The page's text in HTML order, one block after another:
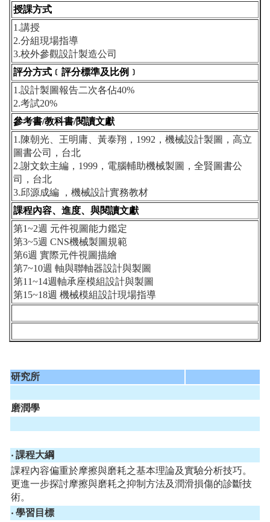
授課方式
1.講授
2.分組現場指導
3.校外參觀設計製造公司
評分方式﹝評分標準及比例﹞
1.設計製圖報告二次各佔40%
2.考試20%
參考書/教科書/閱讀文獻
1.陳朝光、王明庸、黃泰翔，1992，機械設計製圖，高立
圖書公司，台北
2.謝文欽主編，1999，電腦輔助機械製圖，全賢圖書公
司，台北
3.邱源成編 ，機械設計實務教材
課程內容、進度、與閱讀文獻
第1~2週 元件視圖能力鑑定
第3~5週 CNS機械製圖規範
第6週 實際元件視圖描繪
第7~10週 軸與聯軸器設計與製圖
第11~14週軸承座模組設計與製圖
第15~18週 機械模組設計現場指導
研究所
磨潤學
‧ 課程大綱
課程內容偏重於摩擦與磨耗之基本理論及實驗分析技巧。
更進一步探討摩擦與磨耗之抑制方法及潤滑損傷的診斷技
術。
‧ 學習目標